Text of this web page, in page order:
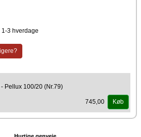
1-3 hverdage
Pellux 100/20 (Nr.79)
745,00 Køb